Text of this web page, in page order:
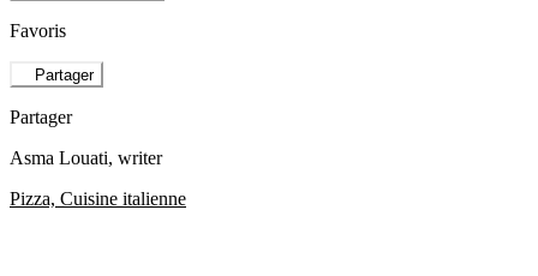
Favoris
Partager
Partager
Asma Louati, writer
Pizza, Cuisine italienne